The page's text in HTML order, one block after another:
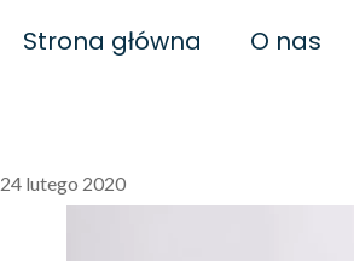
Strona główna
O nas
24 lutego 2020